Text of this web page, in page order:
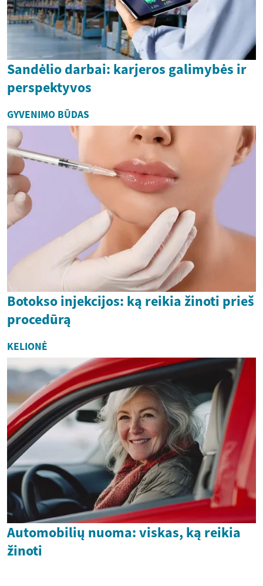
Sandėlio darbai: karjeros galimybės ir
perspektyvos
GYVENIMO BŪDAS
Botokso injekcijos: ką reikia žinoti prieš
procedūrą
KELIONĖ
Automobilių nuoma: viskas, ką reikia
žinoti